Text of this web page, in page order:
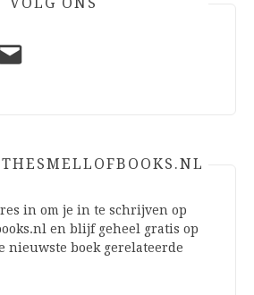
mail
in om je in te schrijven op
en blijf geheel gratis op
nieuwste boek gerelateerde